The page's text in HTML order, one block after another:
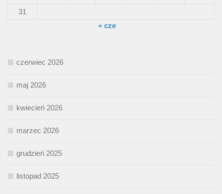
31
« cze
czerwiec 2026
maj 2026
kwiecień 2026
marzec 2026
grudzień 2025
listopad 2025